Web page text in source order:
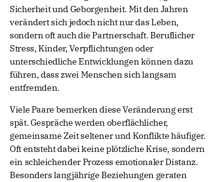
Sicherheit und Geborgenheit. Mit den Jahren
verändert sich jedoch nicht nur das Leben,
sondern oft auch die Partnerschaft. Beruflicher
Stress, Kinder, Verpflichtungen oder
unterschiedliche Entwicklungen können dazu
führen, dass zwei Menschen sich langsam
entfremden.
Viele Paare bemerken diese Veränderung erst
spät. Gespräche werden oberflächlicher,
gemeinsame Zeit seltener und Konflikte häufiger.
Oft entsteht dabei keine plötzliche Krise, sondern
ein schleichender Prozess emotionaler Distanz.
Besonders langjährige Beziehungen geraten